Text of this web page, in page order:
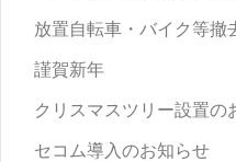
放置自転車・バイク等撤
謹賀新年
クリスマスツリー設置の
セコム導入のお知らせ